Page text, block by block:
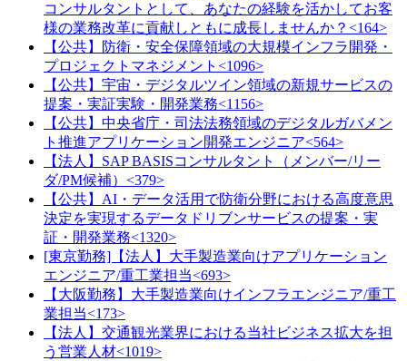
コンサルタントとして、あなたの経験を活かしてお客
様の業務改革に貢献しともに成長しませんか？<164>
【公共】防衛・安全保障領域の大規模インフラ開発・
プロジェクトマネジメント<1096>
【公共】宇宙・デジタルツイン領域の新規サービスの
提案・実証実験・開発業務<1156>
【公共】中央省庁・司法法務領域のデジタルガバメン
ト推進アプリケーション開発エンジニア<564>
【法人】SAP BASISコンサルタント（メンバー/リー
ダ/PM候補）<379>
【公共】AI・データ活用で防衛分野における高度意思
決定を実現するデータドリブンサービスの提案・実
証・開発業務<1320>
[東京勤務]【法人】大手製造業向けアプリケーション
エンジニア/重工業担当<693>
【大阪勤務】大手製造業向けインフラエンジニア/重工
業担当<173>
【法人】交通観光業界における当社ビジネス拡大を担
う営業人材<1019>